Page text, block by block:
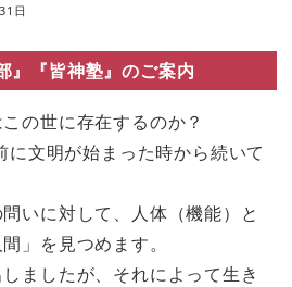
日
』『皆神塾』のご案内
の世に存在するのか？
文明が始まった時から続いて
いに対して、人体（機能）と
」を見つめます。
ましたが、それによって生き